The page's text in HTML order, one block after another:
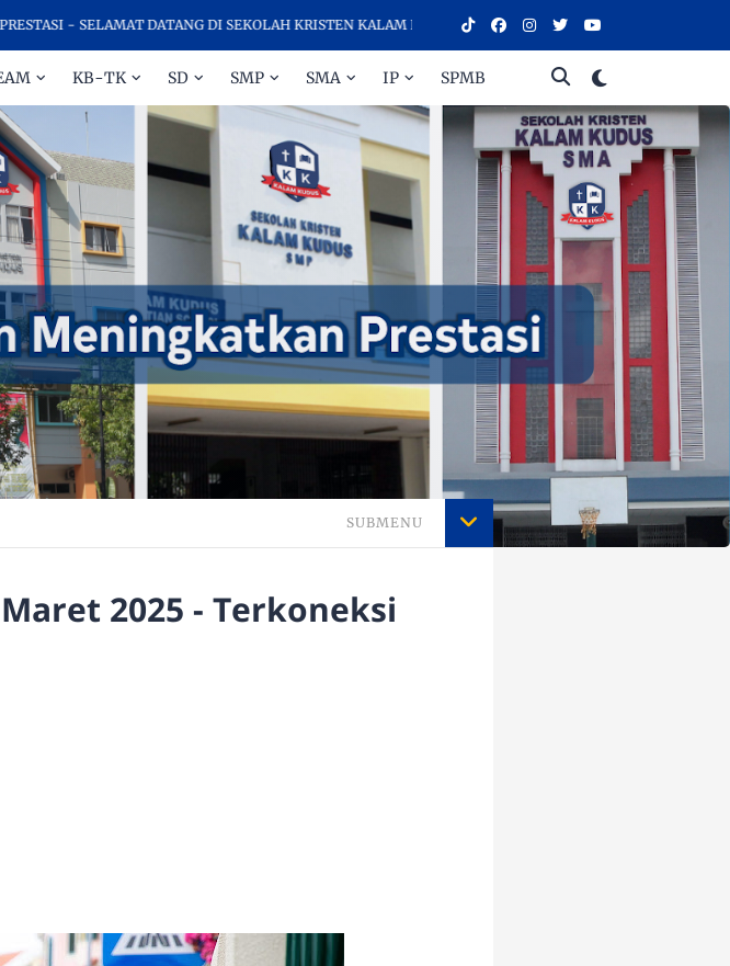
SELAMAT DATANG DI SEKOLAH KRISTEN KALAM KUDUS SURAKARTA, SEKOLAH DENGAN KUALITAS
KB-TK SD SMP SMA IP SPMB
SUBMENU
2025 - Terkoneksi